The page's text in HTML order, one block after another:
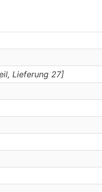
Lieferung 27]